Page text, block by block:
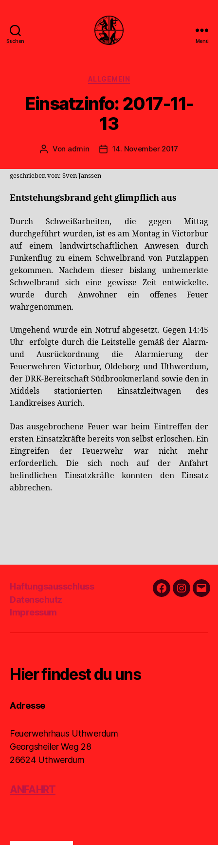
Suchen Menü
Kategorien
ALLGEMEIN
Einsatzinfo: 2017-11-
13
Beitragsautor
Von admin Veröffentlichungsdatum
14. November 2017
geschrieben von: Sven Janssen
Entstehungsbrand geht glimpflich aus
Durch Schweißarbeiten, die gegen Mittag
durchgeführt wurden, ist es am Montag in Victorbur
auf einem landwirtschaftlichen Anwesen durch
Funkenflug zu einem Schwelbrand von Putzlappen
gekommen. Nachdem dieser bislang unbemerkte
Schwelbrand sich eine gewisse Zeit entwickelte.
wurde durch Anwohner ein offenes Feuer
wahrgenommen.
Umgehend wurde ein Notruf abgesetzt. Gegen 14:45
Uhr erfolgte durch die Leitstelle gemäß der Alarm-
und Ausrückordnung die Alarmierung der
Feuerwehren Victorbur, Oldeborg und Uthwerdum,
der DRK-Bereitschaft Südbrookmerland sowie den in
Middels stationierten Einsatzleitwagen des
Landkreises Aurich.
Das ausgebrochene Feuer war beim Eintreffen der
ersten Einsatzkräfte bereits von selbst erloschen. Ein
Eingreifen der Feuerwehr war nicht mehr
erforderlich. Die sich noch auf der Anfahrt
befindlichen Einsatzkräfte konnten den Einsatz
abbrechen.
Haftungsausschluss
Datenschutz
Impressum
FacebookE-
Hier findest du uns
Adresse
Feuerwehrhaus Uthwerdum
Georgsheiler Weg 28
26624 Uthwerdum
ANFAHRT